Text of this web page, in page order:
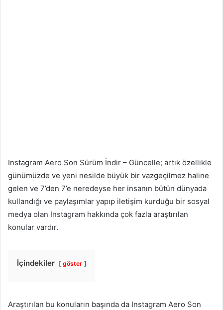
Instagram Aero Son Sürüm İndir – Güncelle; artık özellikle
günümüzde ve yeni nesilde büyük bir vazgeçilmez haline
gelen ve 7’den 7’e neredeyse her insanın bütün dünyada
kullandığı ve paylaşımlar yapıp iletişim kurduğu bir sosyal
medya olan Instagram hakkında çok fazla araştırılan
konular vardır.
İçindekiler göster
Araştırılan bu konuların başında da Instagram Aero Son